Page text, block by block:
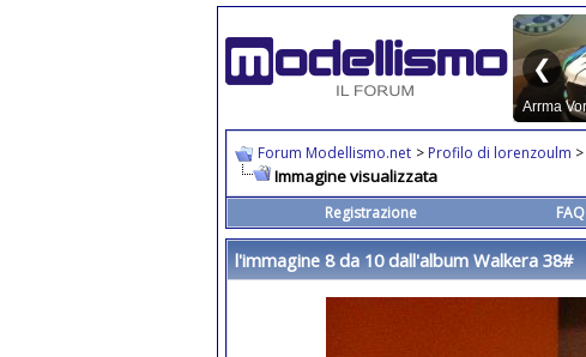
Forum Modellismo.net > Profilo di lorenzoulm >
Immagine visualizzata
Registrazione
FAQ
l'immagine 8 da 10 dall'albumWalkera 38#